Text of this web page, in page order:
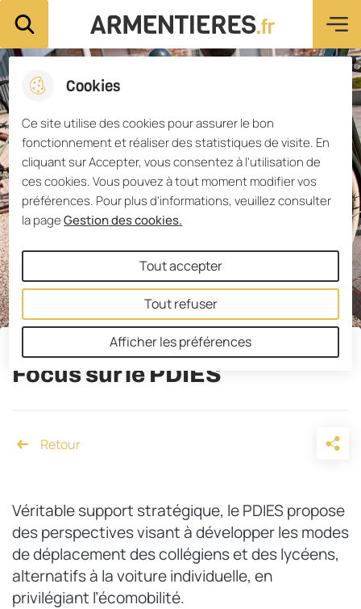
Cookies
Ce site utilise des cookies pour assurer le bon
fonctionnement et réaliser des statistiques de visite. En
cliquant sur Accepter, vous consentez à l'utilisation de
ces cookies. Vous pouvez à tout moment modifier vos
préférences. Pour plus d'informations, veuillez consulter
la pageGestion des cookies.
Afficher les préférences
Tout accepter
Tout refuser
menu
Aller à la
recherche
Aller au
contenu
principal
Consulter
site
Rechercher sur le site
Ville d'Armentières
Focus sur le PDIES
Accueil
Véritable support stratégique, le PDIES propose
des perspectives visant à développer les modes
de déplacement des collégiens et des lycéens,
alternatifs à la voiture individuelle, en
privilégiant l’écomobilité.